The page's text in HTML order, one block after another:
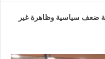
ضعف سياسية وظاهرة غير